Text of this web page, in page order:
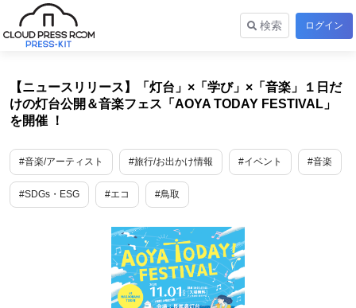
検索 ログイン
【ニュースリリース】「灯台」×「学び」×「音楽」１日だ
けの灯台公開＆音楽フェス「AOYA TODAY FESTIVAL」
を開催 ！
#音楽/アーティスト #旅行/お出かけ情報 #イベント #音楽
#SDGs・ESG #エコ #鳥取